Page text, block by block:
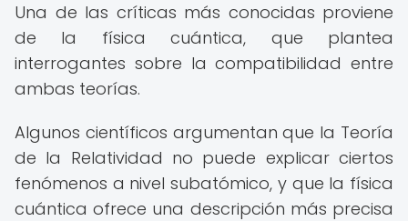
Una de las críticas más conocidas proviene
de la física cuántica, que plantea
interrogantes sobre la compatibilidad entre
ambas teorías.
Algunos científicos argumentan que la Teoría
de la Relatividad no puede explicar ciertos
fenómenos a nivel subatómico, y que la física
cuántica ofrece una descripción más precisa